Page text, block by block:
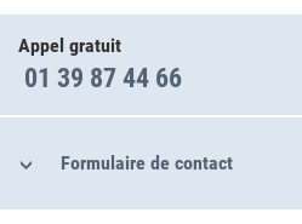
Appel gratuit
01 39 87 44 66
Formulaire de contact